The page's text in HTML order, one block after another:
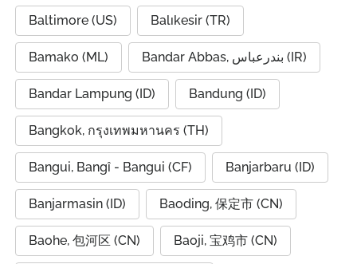
Baltimore (US) Balıkesir (TR)
Bamako (ML) Bandar Abbas, بندرعباس (IR)
Bandar Lampung (ID) Bandung (ID)
Bangkok, กรุงเทพมหานคร (TH)
Bangui, Bangî - Bangui (CF) Banjarbaru (ID)
Banjarmasin (ID) Baoding, 保定市 (CN)
Baohe, 包河区 (CN) Baoji, 宝鸡市 (CN)